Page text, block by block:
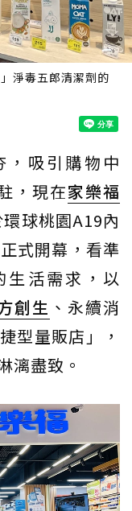
淨毒五郎清潔劑的
，吸引購物中
，現在家樂福
球桃園A19內
式開幕，看準
生活需求，以
創生 、永續消
型量販店」，
漓盡致。